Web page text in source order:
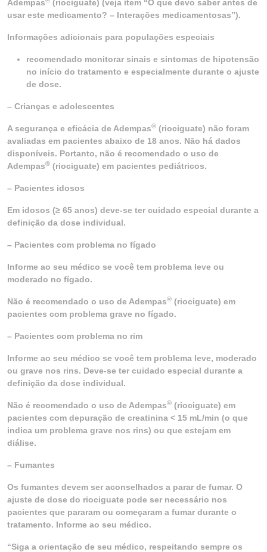
Adempas
(riociguate) (veja item “O que devo saber antes de
usar este medicamento? – Interações medicamentosas”).
Informações adicionais para populações especiais
recomendado monitorar sinais e sintomas de hipotensão
no início do tratamento e especialmente durante o ajuste
de dose.
– Crianças e adolescentes
A segurança e eficácia de Adempas® (riociguate) não foram
avaliadas em pacientes abaixo de 18 anos. Não há dados
disponíveis. Portanto, não é recomendado o uso de
Adempas® (riociguate) em pacientes pediátricos.
– Pacientes idosos
Em idosos (≥ 65 anos) deve-se ter cuidado especial durante a
definição da dose individual.
– Pacientes com problema no fígado
Informe ao seu médico se você tem problema leve ou
moderado no fígado.
Não é recomendado o uso de Adempas® (riociguate) em
pacientes com problema grave no fígado.
– Pacientes com problema no rim
Informe ao seu médico se você tem problema leve, moderado
ou grave nos rins. Deve-se ter cuidado especial durante a
definição da dose individual.
Não é recomendado o uso de Adempas® (riociguate) em
pacientes com depuração de creatinina < 15 mL/min (o que
indica um problema grave nos rins) ou que estejam em
diálise.
– Fumantes
Os fumantes devem ser aconselhados a parar de fumar. O
ajuste de dose do riociguate pode ser necessário nos
pacientes que pararam ou começaram a fumar durante o
tratamento. Informe ao seu médico.
“Siga a orientação de seu médico, respeitando sempre os